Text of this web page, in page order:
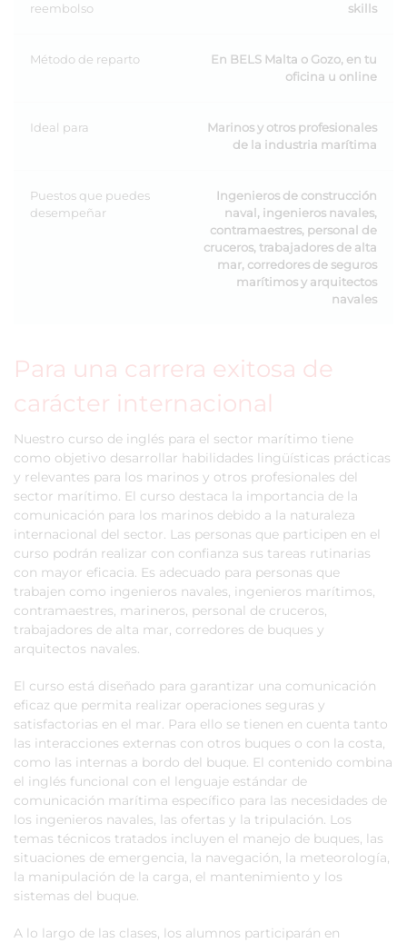
reembolso
skills
Método de reparto
En BELS Malta o Gozo, en tu
oficina u online
Ideal para
Marinos y otros profesionales
de la industria marítima
Puestos que puedes
desempeñar
Ingenieros de construcción
naval, ingenieros navales,
contramaestres, personal de
cruceros, trabajadores de alta
mar, corredores de seguros
marítimos y arquitectos
navales
Para una carrera exitosa de
carácter internacional
Nuestro curso de inglés para el sector marítimo tiene
como objetivo desarrollar habilidades lingüísticas prácticas
y relevantes para los marinos y otros profesionales del
sector marítimo. El curso destaca la importancia de la
comunicación para los marinos debido a la naturaleza
internacional del sector. Las personas que participen en el
curso podrán realizar con confianza sus tareas rutinarias
con mayor eficacia. Es adecuado para personas que
trabajen como ingenieros navales, ingenieros marítimos,
contramaestres, marineros, personal de cruceros,
trabajadores de alta mar, corredores de buques y
arquitectos navales.
El curso está diseñado para garantizar una comunicación
eficaz que permita realizar operaciones seguras y
satisfactorias en el mar. Para ello se tienen en cuenta tanto
las interacciones externas con otros buques o con la costa,
como las internas a bordo del buque. El contenido combina
el inglés funcional con el lenguaje estándar de
comunicación marítima específico para las necesidades de
los ingenieros navales, las ofertas y la tripulación. Los
temas técnicos tratados incluyen el manejo de buques, las
situaciones de emergencia, la navegación, la meteorología,
la manipulación de la carga, el mantenimiento y los
sistemas del buque.
A lo largo de las clases, los alumnos participarán en